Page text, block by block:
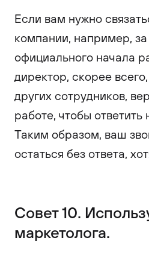
Если вам нужно
компании, например,
официального начала
директор, скорее
других сотрудников,
работе, чтобы ответить
Таким образом, ваш
остаться без ответа,
Совет 10.
маркетолога.